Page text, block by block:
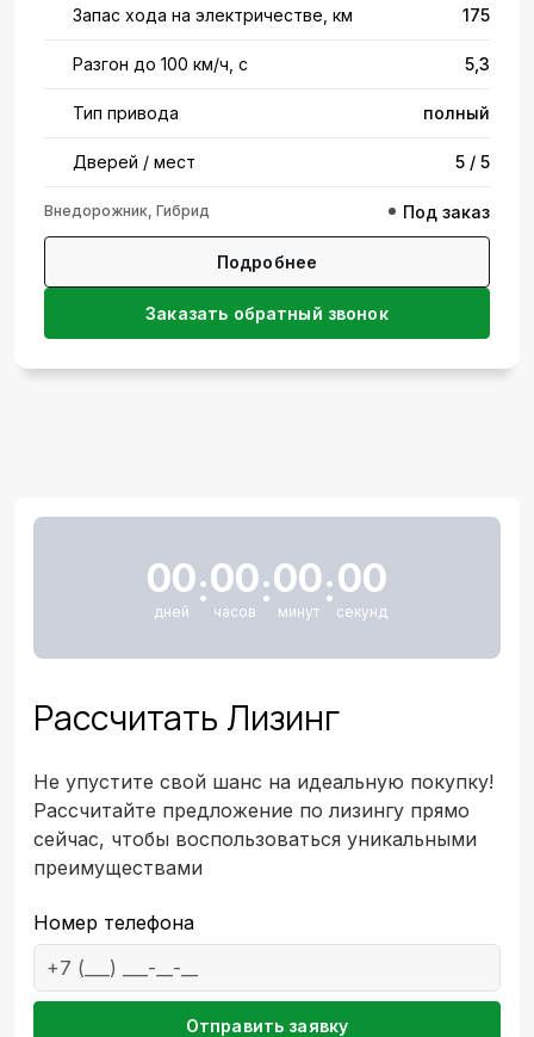
Запас хода на электричестве, км 175
Разгон до 100 км/ч, с 5,3
Тип привода полный
Дверей / мест 5 / 5
Внедорожник, Гибрид Под заказ
Подробнее
Заказать обратный звонок
Рассчитать Лизинг
Не упустите свой шанс на идеальную покупку!
Рассчитайте предложение по лизингу прямо
сейчас, чтобы воспользоваться уникальными
преимуществами
Номер телефона
Отправить заявку
00
дней
:00
часов
:00
минут
:00
секунд